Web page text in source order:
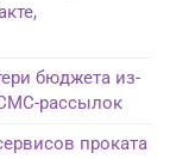
бюджета из-
рассылок
проката